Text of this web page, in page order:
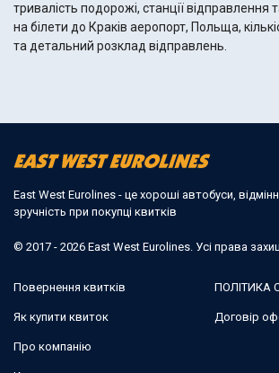
тривалість подорожі, станції відправлення
на білети до Краків аеропорт, Польща,
та детальний розклад відправлень.
East West Eurolines - це хороші автобуси,
зручність при покупці квитків
© 2017 - 2026 East West Eurolines. Усі права
Повернення квитків
Як купити квиток
Про компанію
ПОЛІТИКА
Договір